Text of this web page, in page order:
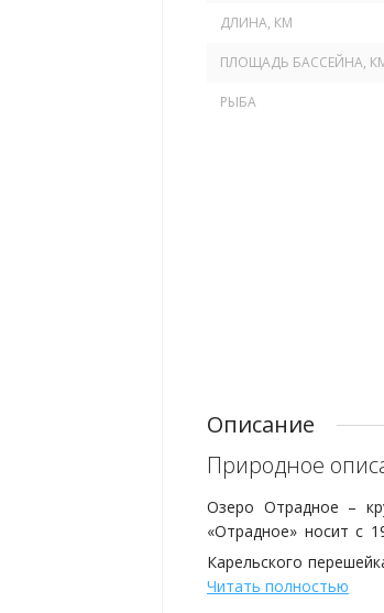
ДЛИНА, КМ
ПЛОЩАДЬ БАССЕЙНА,
РЫБА
Описание
Природное
Озеро Отрадное –
«Отрадное» носит с
Карельского
Озеро имеет
Читать полностью